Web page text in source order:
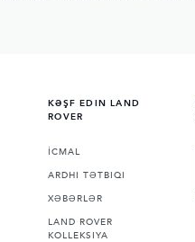
KƏŞF EDIN LAND
ROVER
İCMAL
ARDHI TƏTBIQI
XƏBƏRLƏR
LAND ROVER
KOLLEKSIYA